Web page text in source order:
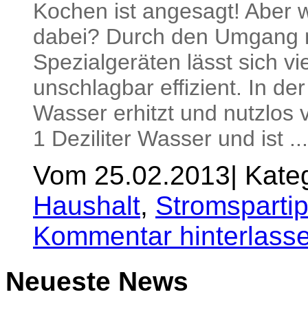
Kochen ist angesagt! Aber
dabei? Durch den
Spezialgeräten lässt sich
unschlagbar effizient. In
Wasser erhitzt und nutzlos
1 Deziliter Wasser und ist
Vom 25.02.2013|
Haushalt,
Kommentar
Neueste News